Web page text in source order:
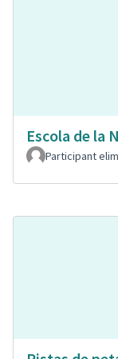
Escola de la
Participant